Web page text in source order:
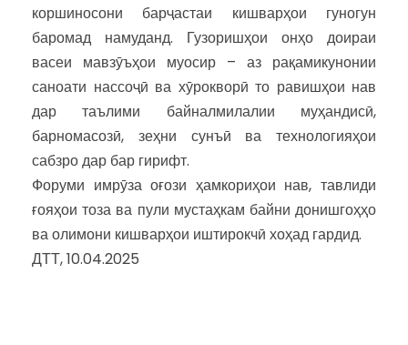
коршиносони барҷастаи кишварҳои гуногун
баромад намуданд. Гузоришҳои онҳо доираи
васеи мавзӯъҳои муосир – аз рақамикунонии
саноати нассоҷӣ ва хӯрокворӣ то равишҳои нав
дар таълими байналмилалии муҳандисӣ,
барномасозӣ, зеҳни сунъӣ ва технологияҳои
сабзро дар бар гирифт.
Форуми имрӯза оғози ҳамкориҳои нав, тавлиди
ғояҳои тоза ва пули мустаҳкам байни донишгоҳҳо
ва олимони кишварҳои иштирокчӣ хоҳад гардид.
ДТТ, 10.04.2025